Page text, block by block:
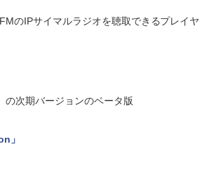
のIPサイマルラジオを聴取できるプレイヤ
の次期バージョンのベータ版
」